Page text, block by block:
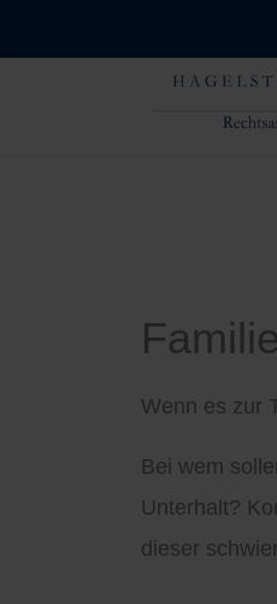
Wenn es zur
Bei wem
Unterhalt?
dieser